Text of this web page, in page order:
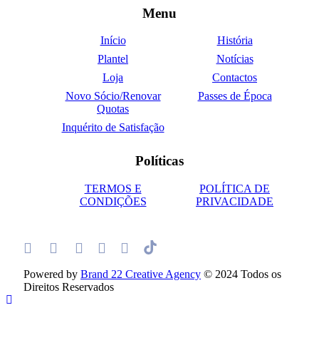
Menu
Início
História
Plantel
Notícias
Loja
Contactos
Novo Sócio/Renovar
Quotas
Passes de Época
Inquérito de Satisfação
Políticas
TERMOS E
CONDIÇÕES
POLÍTICA DE
PRIVACIDADE
Powered by Brand 22 Creative Agency © 2024 Todos os
Direitos Reservados